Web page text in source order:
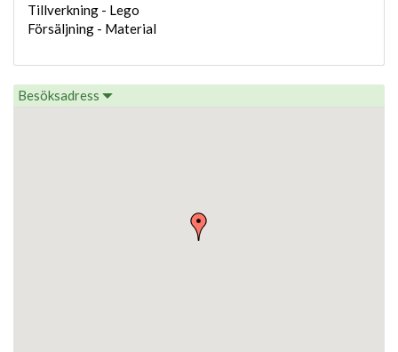
Tillverkning - Lego
Försäljning - Material
Besöksadress